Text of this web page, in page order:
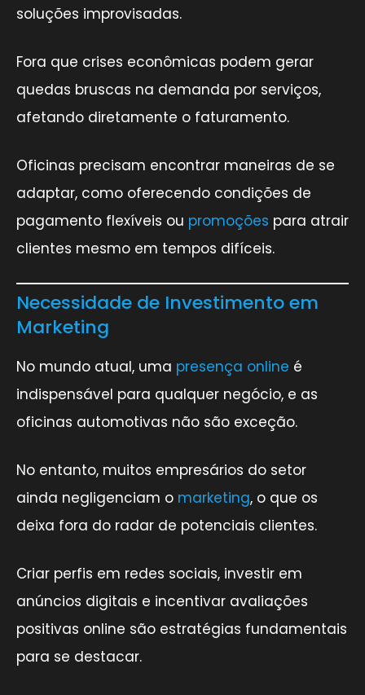
soluções improvisadas.
Fora que crises econômicas podem gerar
quedas bruscas na demanda por serviços,
afetando diretamente o faturamento.
Oficinas precisam encontrar maneiras de se
adaptar, como oferecendo condições de
pagamento flexíveis ou promoções para atrair
clientes mesmo em tempos difíceis.
Necessidade de Investimento em
Marketing
No mundo atual, uma presença online é
indispensável para qualquer negócio, e as
oficinas automotivas não são exceção.
No entanto, muitos empresários do setor
ainda negligenciam o marketing, o que os
deixa fora do radar de potenciais clientes.
Criar perfis em redes sociais, investir em
anúncios digitais e incentivar avaliações
positivas online são estratégias fundamentais
para se destacar.